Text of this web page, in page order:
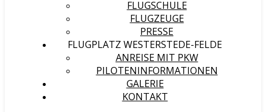
FLUGSCHULE
FLUGZEUGE
PRESSE
FLUGPLATZ WESTERSTEDE-FELDE
ANREISE MIT PKW
PILOTENINFORMATIONEN
GALERIE
KONTAKT